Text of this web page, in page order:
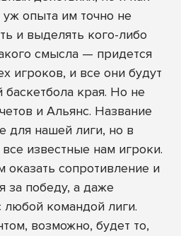
опыта им точно не
и выделять кого-либо
смысла — придется
игроков, и все они будут
баскетбола края. Но не
и Альянс. Название
для нашей лиги, но в
известные нам игроки.
сопротивление и
за победу, а даже
командой лиги.
возможно, будет то,